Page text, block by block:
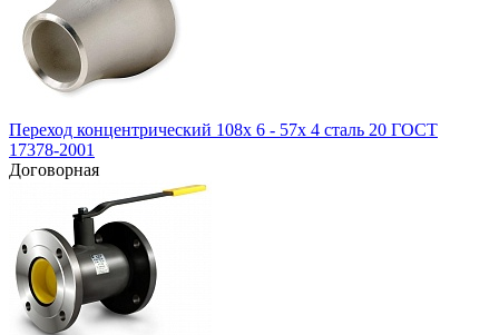
Переход концентрический 108х 6 - 57х 4 сталь 20 ГОСТ
17378-2001
Договорная